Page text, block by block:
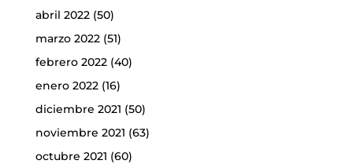
abril 2022(50)
marzo 2022(51)
febrero 2022(40)
enero 2022(16)
diciembre 2021 (50)
noviembre 2021 (63)
octubre 2021 (60)